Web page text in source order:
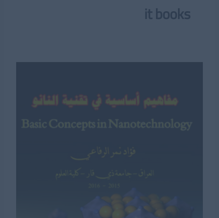
it books